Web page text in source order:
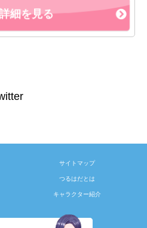
細を見る
サイトマップ
つるはだとは
キャラクター紹介